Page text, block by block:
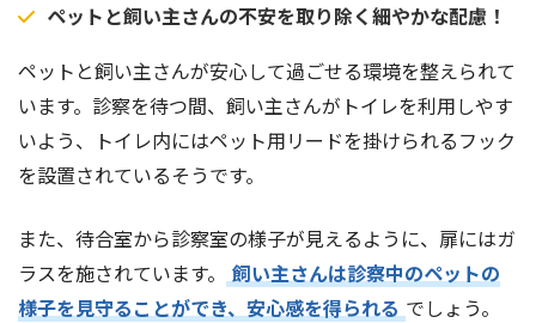
ペットと飼い主さんの不安を取り除く細やかな配慮！
ペットと飼い主さんが安心して過ごせる環境を整えられて
います。診察を待つ間、飼い主さんがトイレを利用しやす
いよう、トイレ内にはペット用リードを掛けられるフック
を設置されているそうです。
また、待合室から診察室の様子が見えるように、扉にはガ
ラスを施されています。
飼い主さんは診察中のペットの
様子を見守ることができ、安心感を得られる でしょう。